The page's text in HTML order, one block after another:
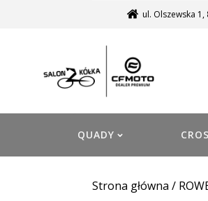
ul. Olszewska 1,
QUADY
Strona główna /